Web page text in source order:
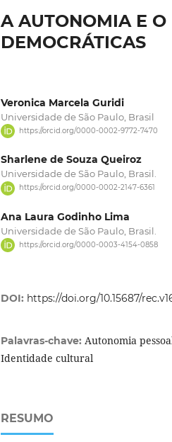
A AUTONOMIA E O
DEMOCRÁTICAS
Veronica Marcela Guridi
Universidade de São Paulo, Brasil
https://orcid.org/0000-0002-9772-7470
Sharlene de Souza Queiroz
Universidade de São Paulo, Brasil.
https://orcid.org/0000-0002-2147-6361
Ana Laura Godinho Lima
Universidade de São Paulo, Brasil.
https://orcid.org/0000-0003-4154-0858
DOI: https://doi.org/10.15687/
Palavras-chave: Autonomia
Identidade cultural
RESUMO